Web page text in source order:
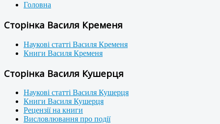
Головна
Сторінка Василя Кременя
Наукові статті Василя Кременя
Книги Василя Кременя
Сторінка Василя Кушерця
Наукові статті Василя Кушерця
Книги Василя Кушерця
Рецензії на книги
Висловлювання про події